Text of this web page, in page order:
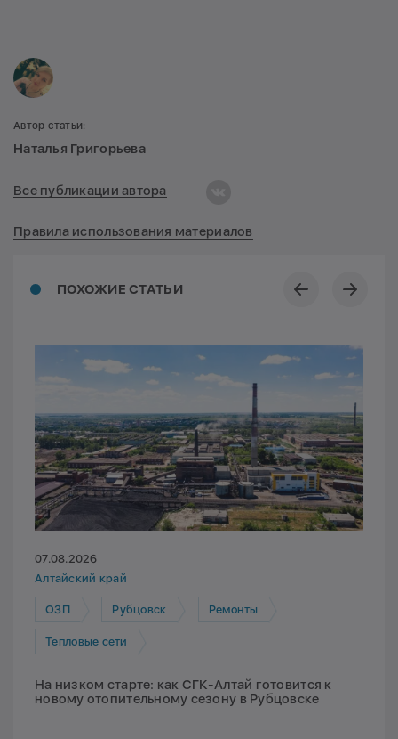
ПОХОЖИЕ СТАТЬИ
07.08.2026
Алтайский край
ОЗП Рубцовск Ремонты
Тепловые сети
На низком старте: как СГК-Алтай готовится к
новому отопительному сезону в Рубцовске
Автор статьи:
Наталья Григорьева
Все публикации автора
Правила использования материалов